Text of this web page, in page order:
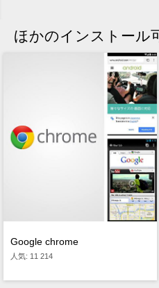
ほかのインストール
Google chrome
人気: 11 214